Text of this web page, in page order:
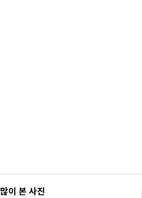
많이 본 사진